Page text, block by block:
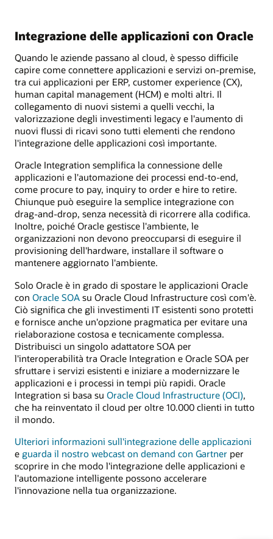
Integrazione delle applicazioni con Oracle
Quando le aziende passano al cloud, è spesso difficile
capire come connettere applicazioni e servizi on-premise,
tra cui applicazioni per ERP, customer experience (CX),
human capital management (HCM) e molti altri. Il
collegamento di nuovi sistemi a quelli vecchi, la
valorizzazione degli investimenti legacy e l'aumento di
nuovi flussi di ricavi sono tutti elementi che rendono
l'integrazione delle applicazioni così importante.
Oracle Integration semplifica la connessione delle
applicazioni e l'automazione dei processi end-to-end,
come procure to pay, inquiry to order e hire to retire.
Chiunque può eseguire la semplice integrazione con
drag-and-drop, senza necessità di ricorrere alla codifica.
Inoltre, poiché Oracle gestisce l'ambiente, le
organizzazioni non devono preoccuparsi di eseguire il
provisioning dell'hardware, installare il software o
mantenere aggiornato l'ambiente.
Solo Oracle è in grado di spostare le applicazioni Oracle
con Oracle SOA su Oracle Cloud Infrastructure così com'è.
Ciò significa che gli investimenti IT esistenti sono protetti
e fornisce anche un'opzione pragmatica per evitare una
rielaborazione costosa e tecnicamente complessa.
Distribuisci un singolo adattatore SOA per
l'interoperabilità tra Oracle Integration e Oracle SOA per
sfruttare i servizi esistenti e iniziare a modernizzare le
applicazioni e i processi in tempi più rapidi. Oracle
Integration si basa su Oracle Cloud Infrastructure (OCI),
che ha reinventato il cloud per oltre 10.000 clienti in tutto
il mondo.
Ulteriori informazioni sull'integrazione delle applicazioni
e guarda il nostro webcast on demand con Gartner per
scoprire in che modo l'integrazione delle applicazioni e
l'automazione intelligente possono accelerare
l'innovazione nella tua organizzazione.